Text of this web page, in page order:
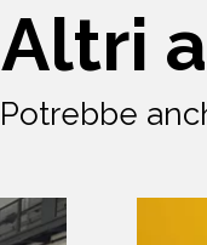
Altri
Potrebbe